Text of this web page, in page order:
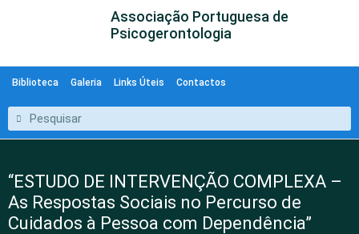
Associação Portuguesa de
Psicogerontologia
Biblioteca Galeria Links Úteis Contactos
“ESTUDO DE INTERVENÇÃO COMPLEXA –
As Respostas Sociais no Percurso de
Cuidados à Pessoa com Dependência”